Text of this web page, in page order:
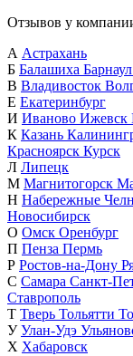
Отзывов у
А Астрахань
Б Балашиха Барнаул
В Владивосток
Е Екатеринбург
И Иваново Ижевск
К Казань
Красноярск Курск
Л Липецк
М Магнитогорск
Н Набережные
Новосибирск
О Омск Оренбург
П Пенза Пермь
Р Ростов-на-Дону
С Самара Санкт-
Ставрополь
Т Тверь Тольятти
У Улан-Удэ
Х Хабаровск